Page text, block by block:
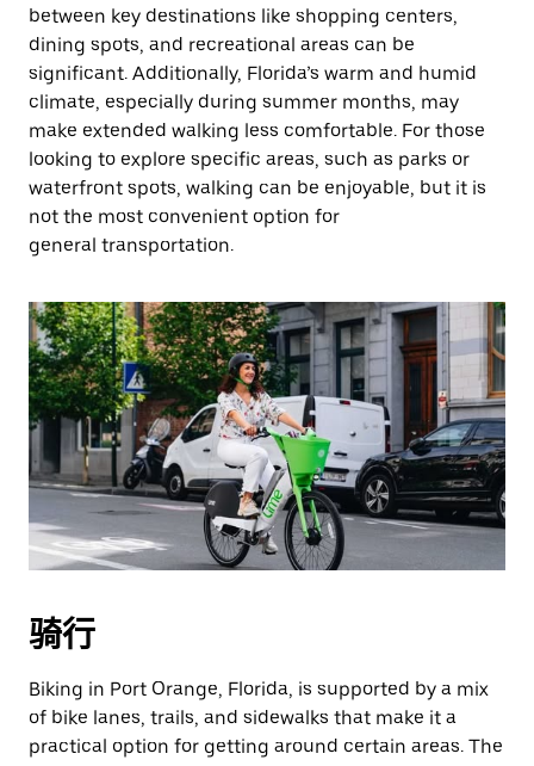
between key destinations like shopping centers,
dining spots, and recreational areas can be
significant. Additionally, Florida’s warm and humid
climate, especially during summer months, may
make extended walking less comfortable. For those
looking to explore specific areas, such as parks or
waterfront spots, walking can be enjoyable, but it is
not the most convenient option for
general transportation.
骑行
Biking in Port Orange, Florida, is supported by a mix
of bike lanes, trails, and sidewalks that make it a
practical option for getting around certain areas. The